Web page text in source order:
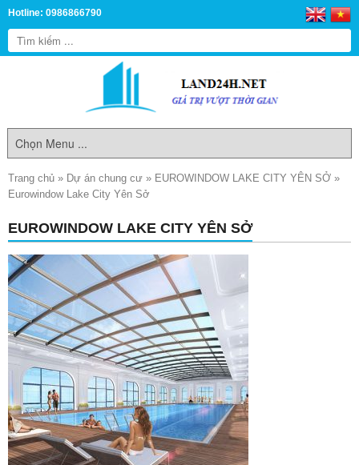
Hotline: 0986866790
Trang chủ » Dự án chung cư » EUROWINDOW LAKE CITY YÊN SỞ »
Eurowindow Lake City Yên Sở
EUROWINDOW LAKE CITY YÊN SỞ